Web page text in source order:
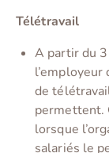
Télétravail
A partir du
de
permettent.
lorsque
salariés le